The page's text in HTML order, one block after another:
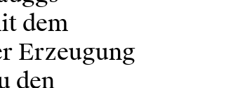
dem
Erzeugung
den